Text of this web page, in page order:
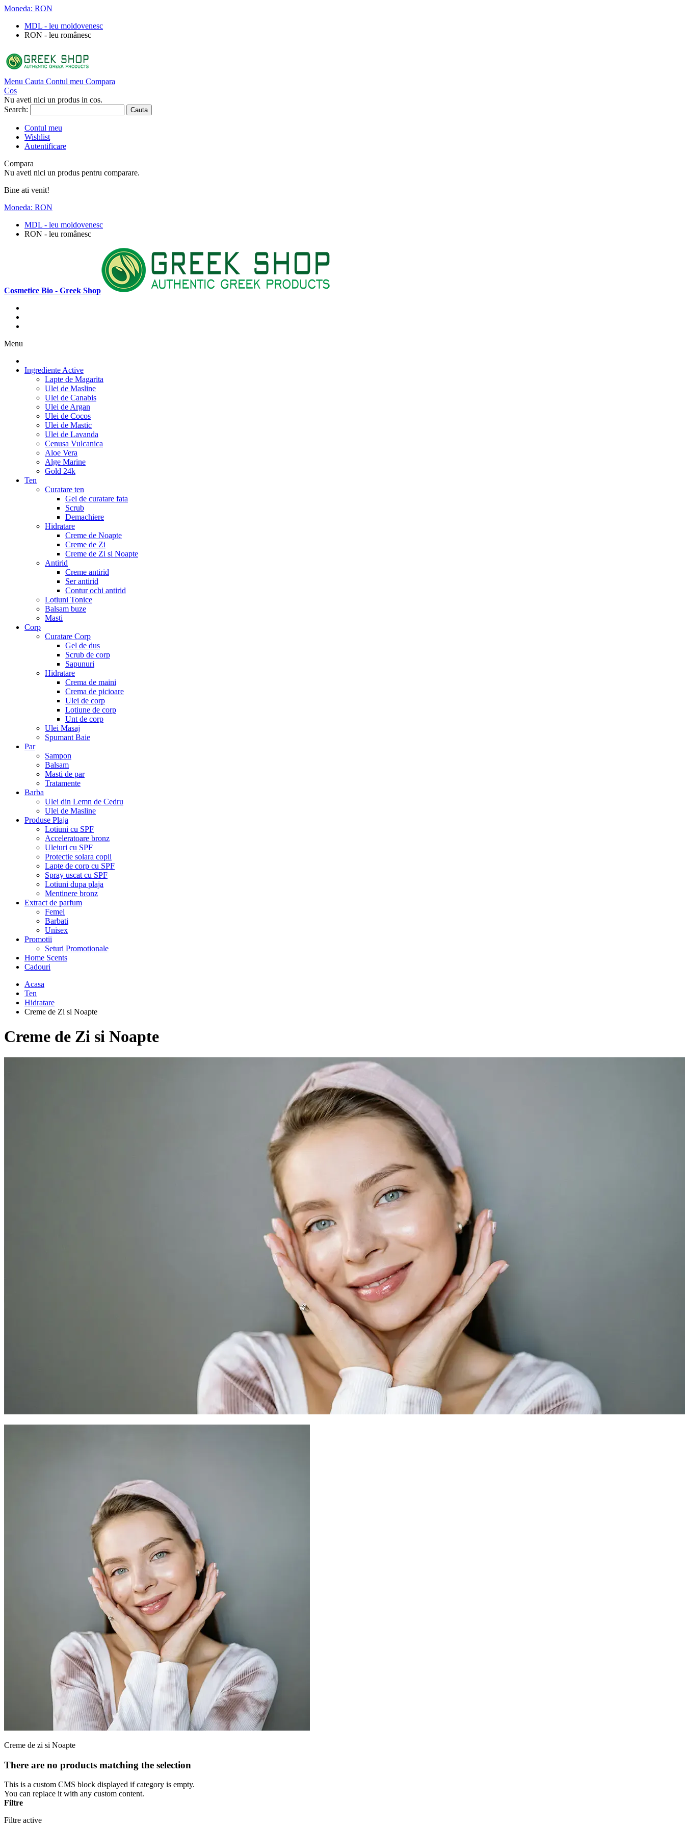
Moneda: RON
MDL - leu moldovenesc
RON - leu românesc
Menu Cauta Contul meu Compara
Cos
Nu aveti nici un produs in cos.
Search:
Cauta
Contul meu
Wishlist
Autentificare
Compara
Nu aveti nici un produs pentru comparare.
Bine ati venit!
Moneda: RON
MDL - leu moldovenesc
RON - leu românesc
Cosmetice Bio - Greek Shop
Menu
Ingrediente Active
Lapte de Magarita
Ulei de Masline
Ulei de Canabis
Ulei de Argan
Ulei de Cocos
Ulei de Mastic
Ulei de Lavanda
Cenusa Vulcanica
Aloe Vera
Alge Marine
Gold 24k
Ten
Curatare ten
Gel de curatare fata
Scrub
Demachiere
Hidratare
Creme de Noapte
Creme de Zi
Creme de Zi si Noapte
Antirid
Creme antirid
Ser antirid
Contur ochi antirid
Lotiuni Tonice
Balsam buze
Masti
Corp
Curatare Corp
Gel de dus
Scrub de corp
Sapunuri
Hidratare
Crema de maini
Crema de picioare
Ulei de corp
Lotiune de corp
Unt de corp
Ulei Masaj
Spumant Baie
Par
Sampon
Balsam
Masti de par
Tratamente
Barba
Ulei din Lemn de Cedru
Ulei de Masline
Produse Plaja
Lotiuni cu SPF
Acceleratoare bronz
Uleiuri cu SPF
Protectie solara copii
Lapte de corp cu SPF
Spray uscat cu SPF
Lotiuni dupa plaja
Mentinere bronz
Extract de parfum
Femei
Barbati
Unisex
Promotii
Seturi Promotionale
Home Scents
Cadouri
Acasa
Ten
Hidratare
Creme de Zi si Noapte
Creme de Zi si Noapte
Creme de zi si Noapte
There are no products matching the selection
This is a custom CMS block displayed if category is empty.
You can replace it with any custom content.
Filtre
Filtre active